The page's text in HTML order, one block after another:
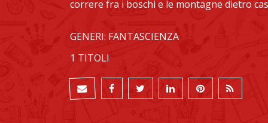
correre fra i boschi e le montagne dietro
GENERI: FANTASCIENZA
1 TITOLI